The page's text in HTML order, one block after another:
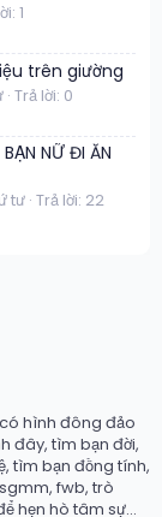
1
trên giường
Trả lời: 0
NỮ ĐI ĂN
tư Trả lời: 22
hình đông đảo
đây, tìm bạn đời,
tìm bạn đồng tính,
fwb, trò
hẹn hò tâm sự...